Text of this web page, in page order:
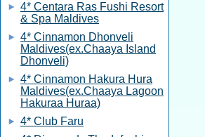
4* Centara Ras Fushi Resort
& Spa Maldives
4* Cinnamon Dhonveli
Maldives(ex.Chaaya Island
Dhonveli)
4* Cinnamon Hakura Hura
Maldives(ex.Chaaya Lagoon
Hakuraa Huraa)
4* Club Faru